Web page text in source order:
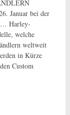
Januar bei der
Harley-
welche
weltweit
in Kürze
Custom